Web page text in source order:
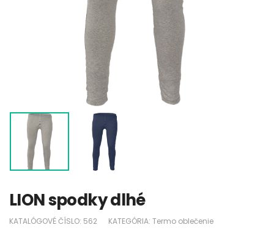
LION spodky dlhé
KATALÓGOVÉ ČÍSLO: 562 KATEGÓRIA: Termo oblečenie